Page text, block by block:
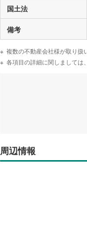
国土法
備考
複数の不動産会社様が取り扱
各項目の詳細に関しましては
周辺情報